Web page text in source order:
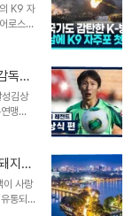
는 베
찾아 헌
찌민
K9 자
로스페
자, 동
요한
자주포
가격
에서
사격
독에
김상
맹
다시
구 팬
언십 3
쉬움:
대에서
지고
이 사랑
통되